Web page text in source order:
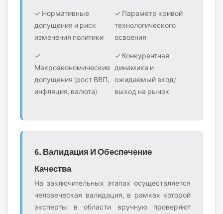
✓ Нормативные
допущения и риск
изменения политики
✓ Параметр кривой
технологического
освоения
✓
Макроэкономические
допущения (рост ВВП,
инфляция, валюта)
✓ Конкурентная
динамика и
ожидаемый вход/
выход на рынок
6. Валидация И Обеспечение
Качества
На заключительных этапах осуществляется
человеческая валидация, в рамках которой
эксперты в области вручную проверяют